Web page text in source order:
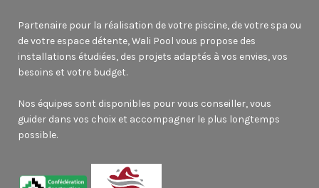
Partenaire pour la réalisation de votre piscine, de votre spa ou
de votre espace détente, Wali Pool vous propose des
installations étudiées, des projets adaptés à vos envies, vos
besoins et votre budget.
Nos équipes sont disponibles pour vous conseiller, vous
guider dans vos choix et accompagner le plus longtemps
possible.